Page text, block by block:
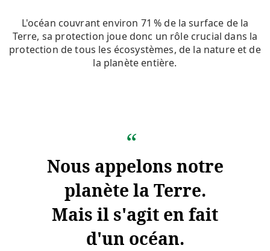
L'océan couvrant environ 71 % de la surface de la
Terre, sa protection joue donc un rôle crucial dans la
protection de tous les écosystèmes, de la nature et de
la planète entière.
Nous appelons notre
planète la Terre.
Mais il s'agit en fait
d'un océan.